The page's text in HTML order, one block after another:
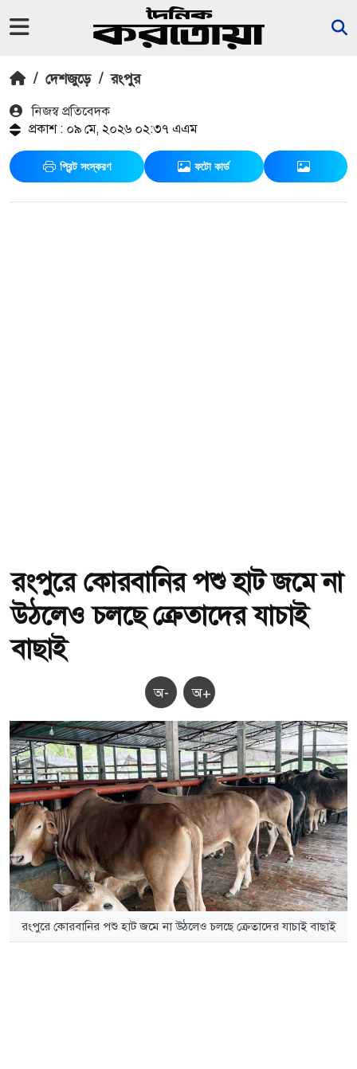
/ দেশজুড়ে / রংপুর
নিজস্ব প্রতিবেদক
প্রকাশ : ০৯ মে, ২০২৬ ০২:৩৭ এএম
প্রিন্ট সংস্করণ ফটো কার্ড
রংপুরে কোরবানির পশু হাট জমে না
উঠলেও চলছে ক্রেতাদের যাচাই
বাছাই
অ- অ+
রংপুরে কোরবানির পশু হাট জমে না উঠলেও চলছে ক্রেতাদের যাচাই বাছাই